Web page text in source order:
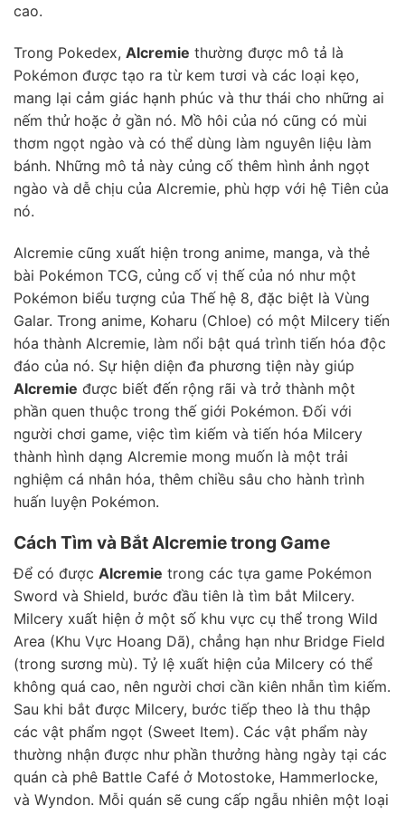
cao.
Trong Pokedex, Alcremie thường được mô tả là
Pokémon được tạo ra từ kem tươi và các loại kẹo,
mang lại cảm giác hạnh phúc và thư thái cho những ai
nếm thử hoặc ở gần nó. Mồ hôi của nó cũng có mùi
thơm ngọt ngào và có thể dùng làm nguyên liệu làm
bánh. Những mô tả này củng cố thêm hình ảnh ngọt
ngào và dễ chịu của Alcremie, phù hợp với hệ Tiên của
nó.
Alcremie cũng xuất hiện trong anime, manga, và thẻ
bài Pokémon TCG, củng cố vị thế của nó như một
Pokémon biểu tượng của Thế hệ 8, đặc biệt là Vùng
Galar. Trong anime, Koharu (Chloe) có một Milcery tiến
hóa thành Alcremie, làm nổi bật quá trình tiến hóa độc
đáo của nó. Sự hiện diện đa phương tiện này giúp
Alcremie được biết đến rộng rãi và trở thành một
phần quen thuộc trong thế giới Pokémon. Đối với
người chơi game, việc tìm kiếm và tiến hóa Milcery
thành hình dạng Alcremie mong muốn là một trải
nghiệm cá nhân hóa, thêm chiều sâu cho hành trình
huấn luyện Pokémon.
Cách Tìm và Bắt Alcremie trong Game
Để có được Alcremie trong các tựa game Pokémon
Sword và Shield, bước đầu tiên là tìm bắt Milcery.
Milcery xuất hiện ở một số khu vực cụ thể trong Wild
Area (Khu Vực Hoang Dã), chẳng hạn như Bridge Field
(trong sương mù). Tỷ lệ xuất hiện của Milcery có thể
không quá cao, nên người chơi cần kiên nhẫn tìm kiếm.
Sau khi bắt được Milcery, bước tiếp theo là thu thập
các vật phẩm ngọt (Sweet Item). Các vật phẩm này
thường nhận được như phần thưởng hàng ngày tại các
quán cà phê Battle Café ở Motostoke, Hammerlocke,
và Wyndon. Mỗi quán sẽ cung cấp ngẫu nhiên một loại